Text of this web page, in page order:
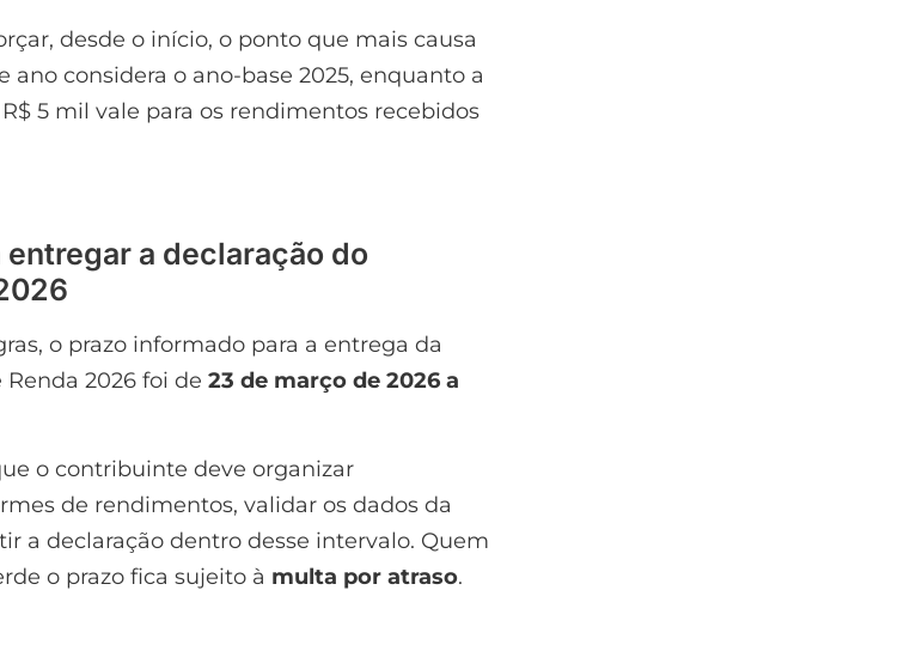
desde o início, o ponto que mais causa
ano considera o ano-base 2025, enquanto a
5 mil vale para os rendimentos recebidos
entregar a declaração do
o prazo informado para a entrega da
2026 foi de 23 de março de 2026 a
o contribuinte deve organizar
de rendimentos, validar os dados da
a declaração dentro desse intervalo. Quem
o prazo fica sujeito à multa por atraso.